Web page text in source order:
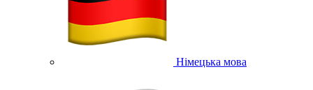
Німецька мова